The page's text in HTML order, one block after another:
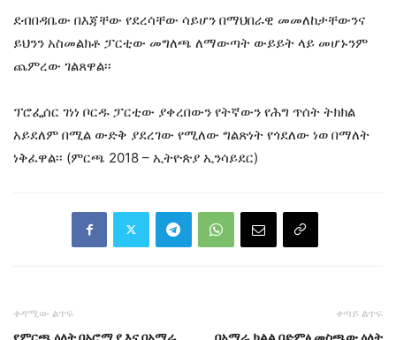
ደብበዳቤው በእጃቸው የደረሳቸው ሳይሆን በማህበራዊ መመለከታቸውንና
ይህንን አስመልክቶ ፓርቲው መግለጫ ለማውጣት ውይይት ላይ መሆኑንም
ጨምረው ገልጸዋል፡፡
ፕሮፌሰር ገነነ ቦርዱ ፓርቲው ያቀረበውን የትኛውን የሕግ ጥሰት ትክክል
አይደለም በሚል ውድቅ ያደረገው የሚለው ግልጽነት የጎደለው ነወ በማለት
ነቅፈዋል፡፡ (ምርጫ 2018 – ኢትዮጵያ ኢንሳይደር)
ቀዳሚው ልጥፍ
የምርጫ ዕለት በኦሮሚያ እና በአማራ
ቀጣይ ልጥፍ
በአማራ ክልል በድምፅ መስጫው ዕለት